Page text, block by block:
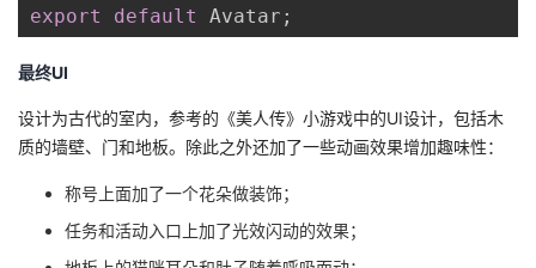
export
default Avatar ;
最终UI
设计为古代的室内，参考的《美人传》小游戏中的UI设计，包括木
质的墙壁、门和地板。除此之外还加了一些动画效果增加趣味性：
称号上面加了一个花朵做装饰；
任务和活动入口上加了光效闪动的效果；